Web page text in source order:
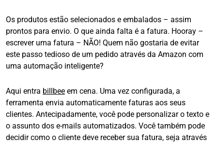
Os produtos estão selecionados e embalados – assim
prontos para envio. O que ainda falta é a fatura. Hooray –
escrever uma fatura – NÃO! Quem não gostaria de evitar
este passo tedioso de um pedido através da Amazon com
uma automação inteligente?
Aqui entra billbee em cena. Uma vez configurada, a
ferramenta envia automaticamente faturas aos seus
clientes. Antecipadamente, você pode personalizar o texto e
o assunto dos e-mails automatizados. Você também pode
decidir como o cliente deve receber sua fatura, seja através